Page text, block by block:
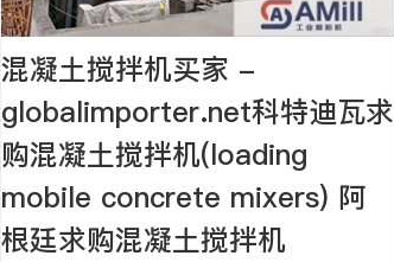
混凝土搅拌机买家 -
globalimporter.net科特迪瓦求
购混凝土搅拌机(loading
mobile concrete mixers) 阿
根廷求购混凝土搅拌机